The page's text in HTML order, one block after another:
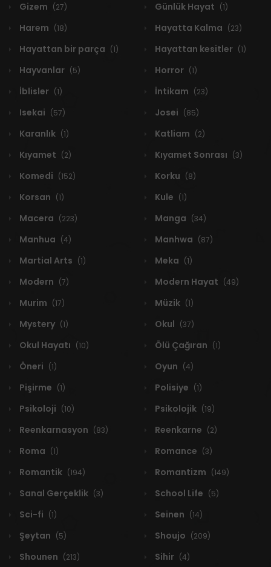
Gizem (27) Günlük Hayat (1)
Harem (18) Hayatta Kalma (23)
Hayattan bir parça (1) Hayattan kesitler (1)
Hayvanlar (5) Horror (1)
İblisler (1) İntikam (23)
Isekai (57) Josei (85)
Karanlık (1) Katliam (2)
Kıyamet (2) Kıyamet Sonrası (3)
Komedi (152) Korku (8)
Korsan (1) Kule (1)
Macera (223) Manga (34)
Manhua (4) Manhwa (87)
Martial Arts (1) Meka (1)
Modern (7) Modern Hayat (49)
Murim (17) Müzik (1)
Mystery (1) Okul (37)
Okul Hayatı (10) Ölü Çağıran (1)
Öneri (1) Oyun (4)
Pişirme (1) Polisiye (1)
Psikoloji (10) Psikolojik (19)
Reenkarnasyon (83) Reenkarne (2)
Roma (1) Romance (3)
Romantik (194) Romantizm (149)
Sanal Gerçeklik (3) School Life (5)
Sci-fi (1) Seinen (14)
Şeytan (5) Shoujo (209)
Shounen (213) Sihir (4)